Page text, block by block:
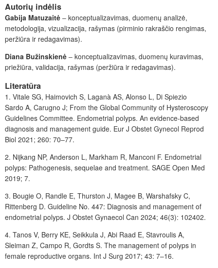
Autorių indėlis
Gabija Matuzaitė ‒ konceptualizavimas, duomenų analizė,
metodologija, vizualizacija, rašymas (pirminio rakraščio rengimas,
peržiūra ir redagavimas).
Diana Bužinskienė ‒ konceptualizavimas, duomenų kuravimas,
priežiūra, validacija, rašymas (peržiūra ir redagavimas).
Literatūra
1. Vitale SG, Haimovich S, Laganà AS, Alonso L, Di Spiezio
Sardo A, Carugno J; From the Global Community of Hysteroscopy
Guidelines Committee. Endometrial polyps. An evidence-based
diagnosis and management guide. Eur J Obstet Gynecol Reprod
Biol 2021; 260: 70–77.
2. Nijkang NP, Anderson L, Markham R, Manconi F. Endometrial
polyps: Pathogenesis, sequelae and treatment. SAGE Open Med
2019; 7.
3. Bougie O, Randle E, Thurston J, Magee B, Warshafsky C,
Rittenberg D. Guideline No. 447: Diagnosis and management of
endometrial polyps. J Obstet Gynaecol Can 2024; 46(3): 102402.
4. Tanos V, Berry KE, Seikkula J, Abi Raad E, Stavroulis A,
Sleiman Z, Campo R, Gordts S. The management of polyps in
female reproductive organs. Int J Surg 2017; 43: 7–16.